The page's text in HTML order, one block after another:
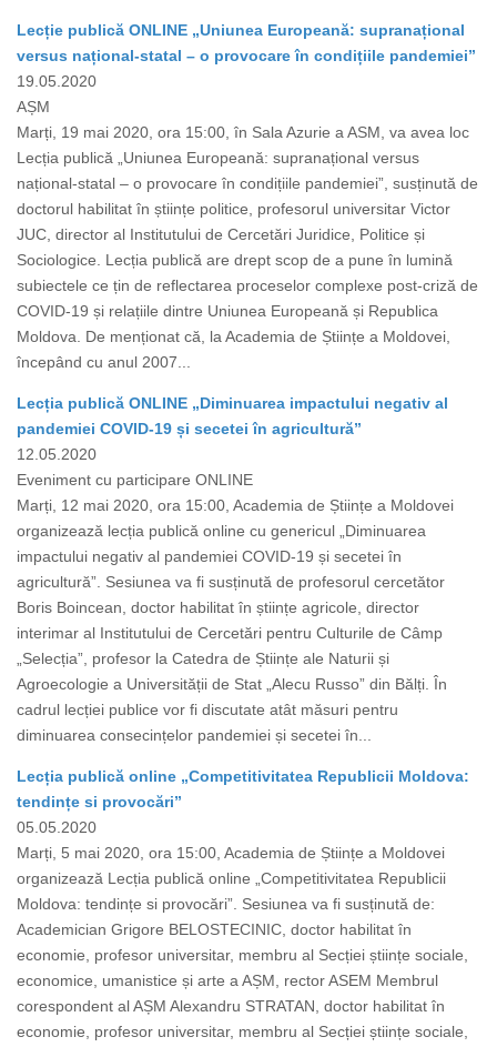
Lecție publică ONLINE „Uniunea Europeană: supranațional
versus național-statal – o provocare în condițiile pandemiei”
19.05.2020
AȘM
Marți, 19 mai 2020, ora 15:00, în Sala Azurie a ASM, va avea loc
Lecția publică „Uniunea Europeană: supranațional versus
național-statal – o provocare în condițiile pandemiei”, susținută de
doctorul habilitat în științe politice, profesorul universitar Victor
JUC, director al Institutului de Cercetări Juridice, Politice și
Sociologice. Lecția publică are drept scop de a pune în lumină
subiectele ce țin de reflectarea proceselor complexe post-criză de
COVID-19 și relațiile dintre Uniunea Europeană și Republica
Moldova. De menționat că, la Academia de Științe a Moldovei,
începând cu anul 2007...
Lecția publică ONLINE „Diminuarea impactului negativ al
pandemiei COVID-19 și secetei în agricultură”
12.05.2020
Eveniment cu participare ONLINE
Marți, 12 mai 2020, ora 15:00, Academia de Științe a Moldovei
organizează lecția publică online cu genericul „Diminuarea
impactului negativ al pandemiei COVID-19 și secetei în
agricultură”. Sesiunea va fi susținută de profesorul cercetător
Boris Boincean, doctor habilitat în științe agricole, director
interimar al Institutului de Cercetări pentru Culturile de Câmp
„Selecția”, profesor la Catedra de Științe ale Naturii și
Agroecologie a Universității de Stat „Alecu Russo” din Bălți. În
cadrul lecției publice vor fi discutate atât măsuri pentru
diminuarea consecințelor pandemiei și secetei în...
Lecția publică online „Competitivitatea Republicii Moldova:
tendințe si provocări”
05.05.2020
Marți, 5 mai 2020, ora 15:00, Academia de Științe a Moldovei
organizează Lecția publică online „Competitivitatea Republicii
Moldova: tendințe si provocări”. Sesiunea va fi susținută de:
Academician Grigore BELOSTECINIC, doctor habilitat în
economie, profesor universitar, membru al Secției științe sociale,
economice, umanistice și arte a AȘM, rector ASEM Membrul
corespondent al AȘM Alexandru STRATAN, doctor habilitat în
economie, profesor universitar, membru al Secției științe sociale,